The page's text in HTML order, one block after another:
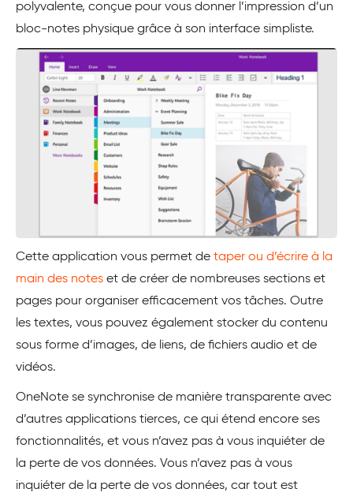
polyvalente, conçue pour vous donner l’impression d’un
bloc-notes physique grâce à son interface simpliste.
Cette application vous permet de taper ou d’écrire à la
main des notes et de créer de nombreuses sections et
pages pour organiser efficacement vos tâches. Outre
les textes, vous pouvez également stocker du contenu
sous forme d’images, de liens, de fichiers audio et de
vidéos.
OneNote se synchronise de manière transparente avec
d’autres applications tierces, ce qui étend encore ses
fonctionnalités, et vous n’avez pas à vous inquiéter de
la perte de vos données. Vous n’avez pas à vous
inquiéter de la perte de vos données, car tout est